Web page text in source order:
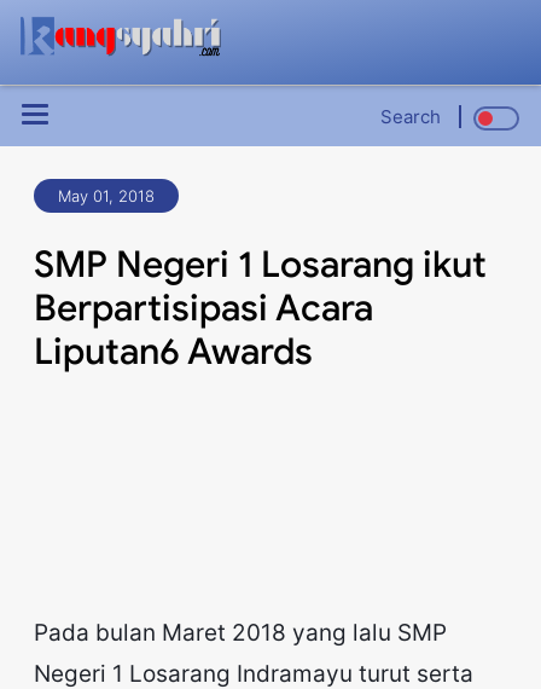
Search
May 01, 2018
SMP Negeri 1 Losarang ikut
Berpartisipasi Acara
Liputan6 Awards
Pada bulan Maret 2018 yang lalu SMP
Negeri 1 Losarang Indramayu turut serta